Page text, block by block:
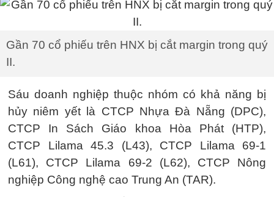
Gần 70 cổ phiếu trên HNX bị cắt margin trong quý
II.
Sáu doanh nghiệp thuộc nhóm có khả năng bị
hủy niêm yết là CTCP Nhựa Đà Nẵng (DPC),
CTCP In Sách Giáo khoa Hòa Phát (HTP),
CTCP Lilama 45.3 (L43), CTCP Lilama 69-1
(L61), CTCP Lilama 69-2 (L62), CTCP Nông
nghiệp Công nghệ cao Trung An (TAR).